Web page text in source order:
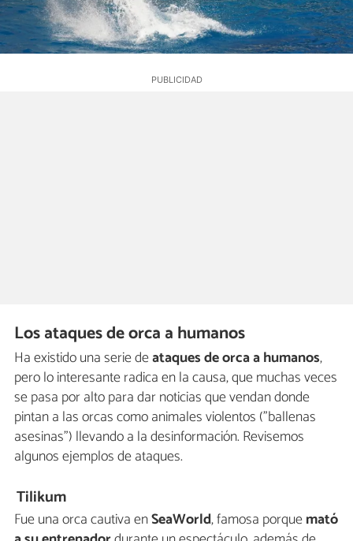
Los ataques de orca a humanos
Ha existido una serie deataques de orca a humanos,
pero lo interesante radica en la causa, que muchas veces
se pasa por alto para dar noticias que vendan donde
pintan a las orcas como animales violentos ("ballenas
asesinas") llevando a la desinformación. Revisemos
algunos ejemplos de ataques.
Tilikum
Fue una orca cautiva enSeaWorld, famosa porquemató